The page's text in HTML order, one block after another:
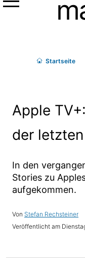
Menü
Startseite
Apple
der
In den
Stories zu
aufgekommen.
Stefan Rechsteiner